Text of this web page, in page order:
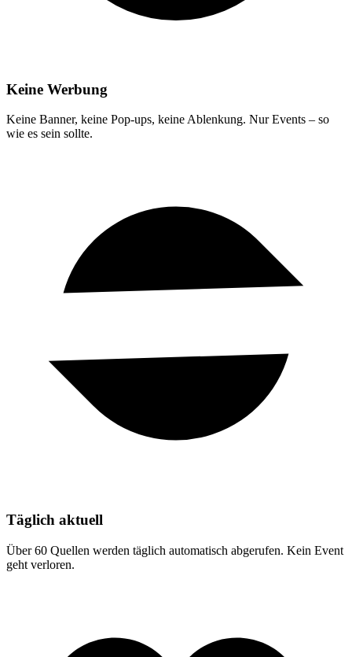
Keine Werbung
Keine Banner, keine Pop-ups, keine Ablenkung. Nur Events – so
wie es sein sollte.
Täglich aktuell
Über 60 Quellen werden täglich automatisch abgerufen. Kein Event
geht verloren.